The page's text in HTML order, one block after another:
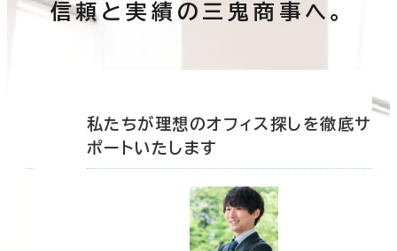
信頼と実績の三鬼商事へ。
私たちが理想のオフィス探しを徹底サ
ポートいたします